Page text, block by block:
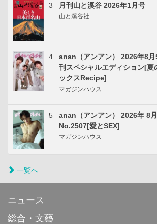
3 月刊山と溪谷 2026年1月号
山と溪谷社
4
anan（アンアン） 2026年8
刊スペシャルエディション[夏
ックスRecipe]
マガジンハウス
5
anan（アンアン） 2026年 8
No.2507[愛とSEX]
マガジンハウス
一覧へ
ニュース
総合・文藝